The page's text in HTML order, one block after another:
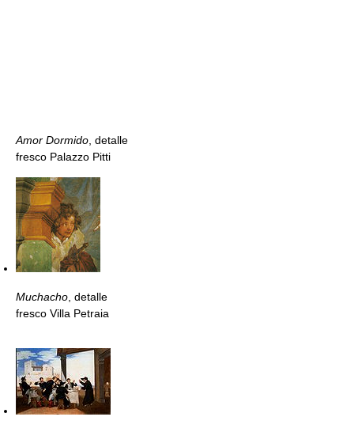
Amor Dormido, detalle
fresco Palazzo Pitti
Muchacho, detalle
fresco Villa Petraia